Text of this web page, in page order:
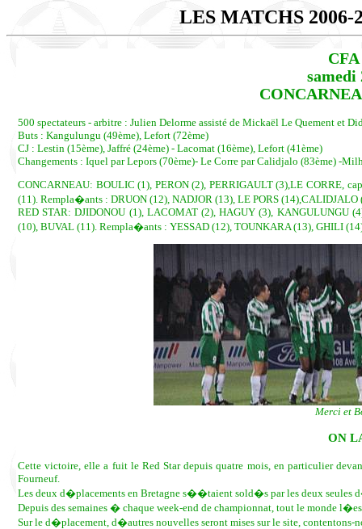
LES MATCHS
samedi
500 spectateurs - arbitre : Julien Delorme assisté de Mickaël Le Quement et
Buts : Kangulungu (49ème), Lefort (72ème)
CJ : Lestin (15ème), Jaffré (24ème) - Lacomat (16ème), Lefort (41ème)
Changements : Iquel par Lepors (70ème)- Le Corre par Calidjalo (83ème) -
CONCARNEAU: BOULIC (1), PERON (2), PERRIGAULT (3),LE CORRE,
(11). Rempla�ants : DRUON (12), NADJOR (13), LE PORS
RED STAR: DJIDONOU (1), LACOMAT (2), HAGUY (3), KANGULUNGU
(10), BUVAL (11). Rempla�ants : YESSAD (12), TOUNKARA (13), GHILI
Merci et
ON
Cette victoire, elle a fuit le Red Star depuis quatre mois, en particulier
Fourneuf.
Les deux d�placements en Bretagne s��taient sold�s par les deux seules
Depuis des semaines � chaque week-end de championnat, tout le monde
Sur le d�placement, d�autres nouvelles seront mises sur le site, contentons-